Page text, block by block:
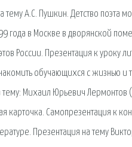
тему А.С. Пушкин. Детство
года в Москве в дворянской
России. Презентация к уроку
обучающихся с жизнью
тему: Михаил Юрьевич
карточка. Самопрезентация к
Презентация на тему